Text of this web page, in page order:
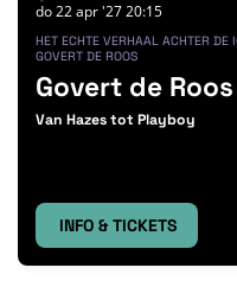
Govert de Roos
Van Hazes tot Playboy
HET ECHTE VERHAAL ACHTER DE
GOVERT DE ROOS
do 22 apr '2720:15
INFO & TICKETS